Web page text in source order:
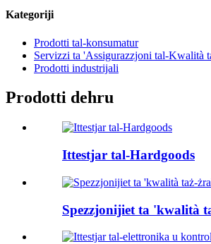
Kategoriji
Prodotti tal-konsumatur
Servizzi ta 'Assigurazzjoni tal-Kwalità
Prodotti industrijali
Prodotti dehru
Ittestjar tal-Hardgoods
Spezzjonijiet ta 'kwalità